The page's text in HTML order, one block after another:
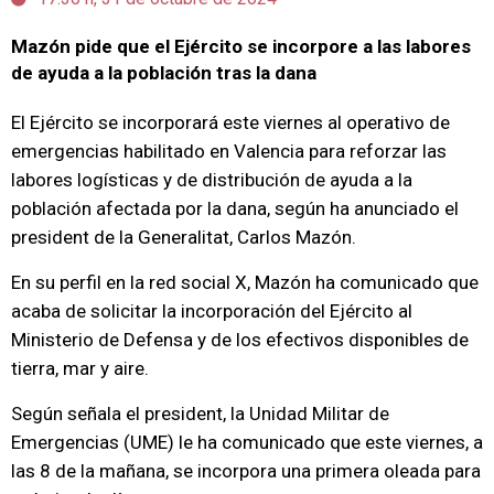
Mazón pide que el Ejército se incorpore a las labores
de ayuda a la población tras la dana
El Ejército se incorporará este viernes al operativo de
emergencias habilitado en Valencia para reforzar las
labores logísticas y de distribución de ayuda a la
población afectada por la dana, según ha anunciado el
president de la Generalitat, Carlos Mazón.
En su perfil en la red social X, Mazón ha comunicado que
acaba de solicitar la incorporación del Ejército al
Ministerio de Defensa y de los efectivos disponibles de
tierra, mar y aire.
Según señala el president, la Unidad Militar de
Emergencias (UME) le ha comunicado que este viernes, a
las 8 de la mañana, se incorpora una primera oleada para